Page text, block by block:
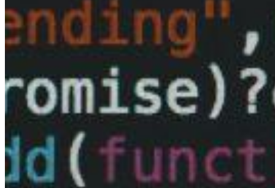
Армавир
Калуга
Петрозаводск
Владикавказ
Астрахань
Благовещенск
Новочеркасск
Нижний Тагил
Курск
Нефтекамск
Архангельск
Майкоп
Нефтеюганск
Нальчик